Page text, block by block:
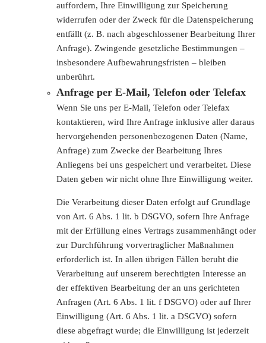
auffordern, Ihre Einwilligung zur Speicherung
widerrufen oder der Zweck für die Datenspeicherung
entfällt (z. B. nach abgeschlossener Bearbeitung Ihrer
Anfrage). Zwingende gesetzliche Bestimmungen –
insbesondere Aufbewahrungsfristen – bleiben
unberührt.
Anfrage per E-Mail, Telefon oder Telefax
Wenn Sie uns per E-Mail, Telefon oder Telefax
kontaktieren, wird Ihre Anfrage inklusive aller daraus
hervorgehenden personenbezogenen Daten (Name,
Anfrage) zum Zwecke der Bearbeitung Ihres
Anliegens bei uns gespeichert und verarbeitet. Diese
Daten geben wir nicht ohne Ihre Einwilligung weiter.
Die Verarbeitung dieser Daten erfolgt auf Grundlage
von Art. 6 Abs. 1 lit. b DSGVO, sofern Ihre Anfrage
mit der Erfüllung eines Vertrags zusammenhängt oder
zur Durchführung vorvertraglicher Maßnahmen
erforderlich ist. In allen übrigen Fällen beruht die
Verarbeitung auf unserem berechtigten Interesse an
der effektiven Bearbeitung der an uns gerichteten
Anfragen (Art. 6 Abs. 1 lit. f DSGVO) oder auf Ihrer
Einwilligung (Art. 6 Abs. 1 lit. a DSGVO) sofern
diese abgefragt wurde; die Einwilligung ist jederzeit